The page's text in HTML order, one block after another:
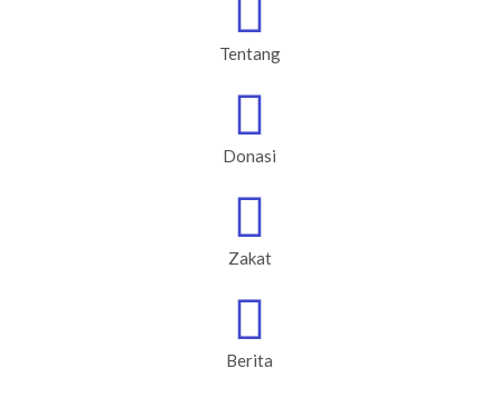
Tentang
Donasi
Zakat
Berita